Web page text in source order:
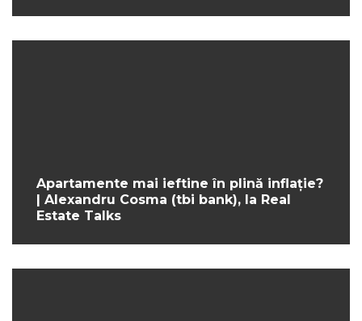
Apartamente mai ieftine în plină inflație?
| Alexandru Cosma (tbi bank), la Real
Estate Talks